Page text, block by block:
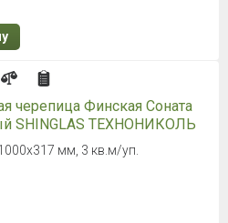
черепица Финская Соната
SHINGLAS ТЕХНОНИКОЛЬ
мм, 3 кв.м/уп.